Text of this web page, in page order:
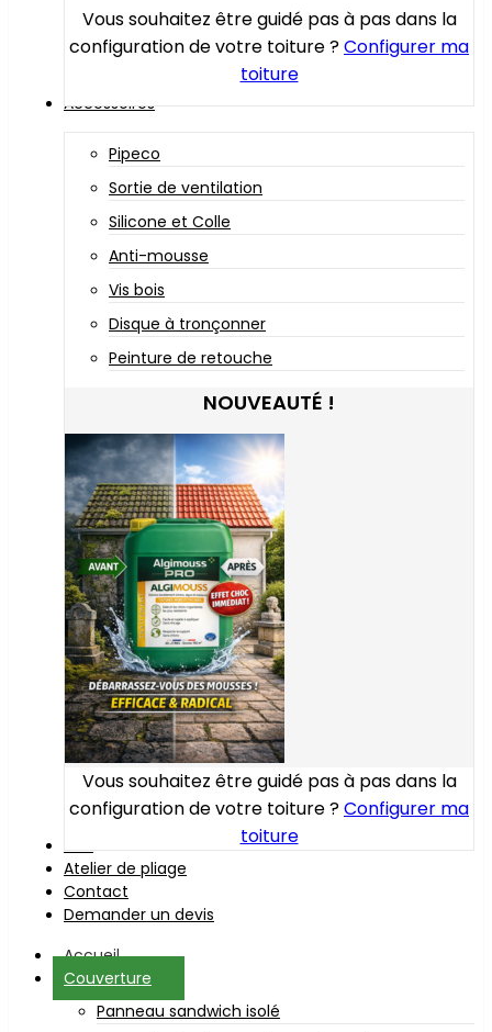
Vous souhaitez être guidé pas à pas dans la
configuration de votre toiture ?Configurer ma
toiture
Accessoires
Pipeco
Sortie de ventilation
Silicone et Colle
Anti-mousse
Vis bois
Disque à tronçonner
Peinture de retouche
NOUVEAUTÉ !
Vous souhaitez être guidé pas à pas dans la
configuration de votre toiture ?Configurer ma
toiture
Atelier de pliage
Contact
Demander un devis
Accueil
Couverture
Panneau sandwich isolé